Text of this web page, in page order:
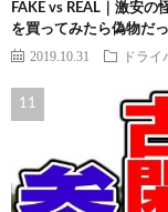
FAKE vs REAL｜激安
を買ってみたら偽物だ
2019.10.31 ドラ